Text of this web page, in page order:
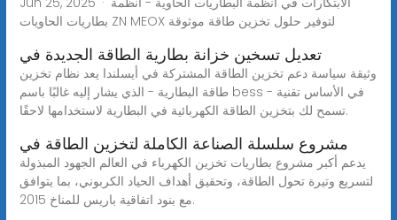
بطاريات الحاويات ZN MEOX لتوفير حلول تخزين طاقة موثوقة
تعديل تسخين خزانة بطارية الطاقة الجديدة في
وثيقة سياسة دعم تخزين الطاقة المشتركة في أيسلندا يعد نظام تخزين
طاقة البطارية - الذي يشار إليه غالبًا باسم bess - في الأساس تقنية
تسمح لك بتخزين الطاقة الكهربائية في البطارية لاستخدامها لاحقًا.
مشروع سلسلة الصناعة الكاملة لتخزين الطاقة في
يدعم أكبر مشروع بطاريات تخزين الكهرباء في العالم الجهود المبذولة
لتسريع وتيرة تحول الطاقة، وتحقيق أهداف الحياد الكربوني، بما يتوافق
مع بنود اتفاقية باريس للمناخ 2015.